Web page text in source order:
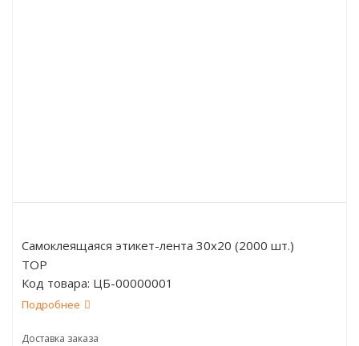
Самоклеящаяся этикет-лента 30х20 (2000 шт.)
TOP
Код товара: ЦБ-00000001
Подробнее
Доставка заказа